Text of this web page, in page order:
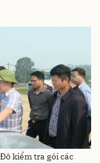
kiểm tra gói các